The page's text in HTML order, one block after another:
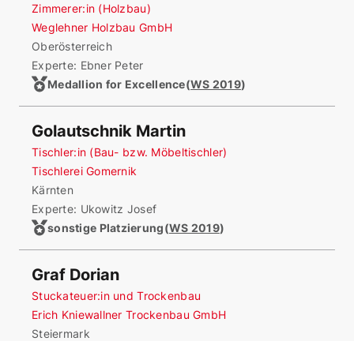
Zimmerer:in (Holzbau)
Weglehner Holzbau GmbH
Oberösterreich
Experte: Ebner Peter
Medallion for Excellence(WS 2019)
Golautschnik Martin
Tischler:in (Bau- bzw. Möbeltischler)
Tischlerei Gomernik
Kärnten
Experte: Ukowitz Josef
sonstige Platzierung(WS 2019)
Graf Dorian
Stuckateuer:in und Trockenbau
Erich Kniewallner Trockenbau GmbH
Steiermark